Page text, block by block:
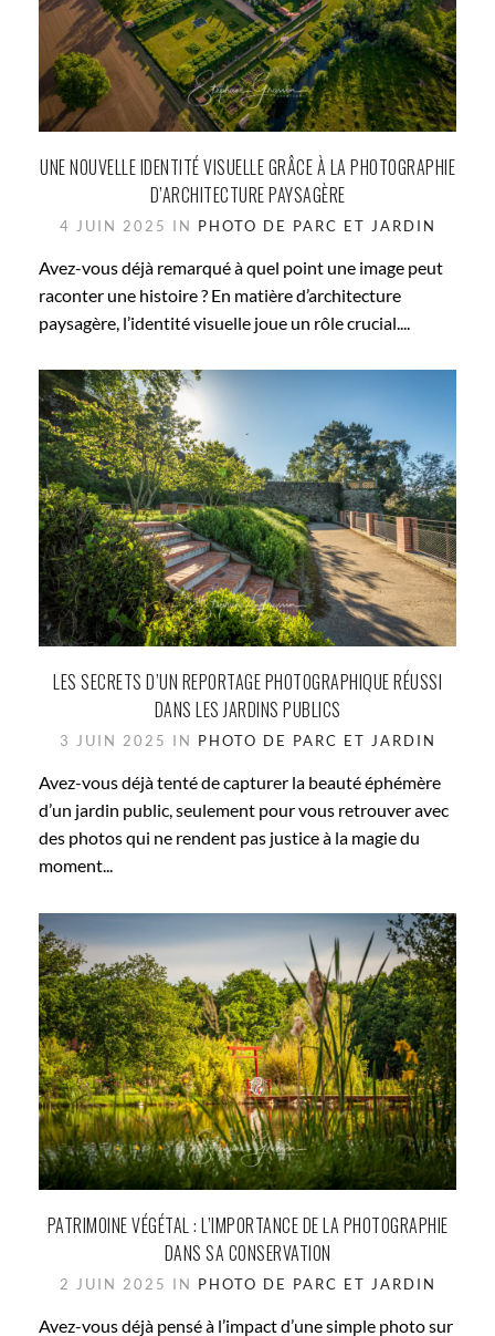
UNE NOUVELLE IDENTITÉ VISUELLE GRÂCE À LA PHOTOGRAPHIE
D’ARCHITECTURE PAYSAGÈRE
4 JUIN 2025 IN PHOTO DE PARC ET JARDIN
Avez-vous déjà remarqué à quel point une image peut
raconter une histoire ? En matière d’architecture
paysagère, l’identité visuelle joue un rôle crucial....
LES SECRETS D’UN REPORTAGE PHOTOGRAPHIQUE RÉUSSI
DANS LES JARDINS PUBLICS
3 JUIN 2025 IN PHOTO DE PARC ET JARDIN
Avez-vous déjà tenté de capturer la beauté éphémère
d’un jardin public, seulement pour vous retrouver avec
des photos qui ne rendent pas justice à la magie du
moment...
PATRIMOINE VÉGÉTAL : L’IMPORTANCE DE LA PHOTOGRAPHIE
DANS SA CONSERVATION
2 JUIN 2025 IN PHOTO DE PARC ET JARDIN
Avez-vous déjà pensé à l’impact d’une simple photo sur